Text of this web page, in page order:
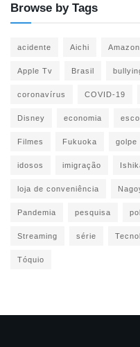
Browse by Tags
acidente Aichi
Apple Tv Brasil
coronavírus COVID-19
Disney economia
Filmes Fukuoka golpe
idosos imigração
loja de conveniência
Pandemia pesquisa
Streaming série
Tóquio